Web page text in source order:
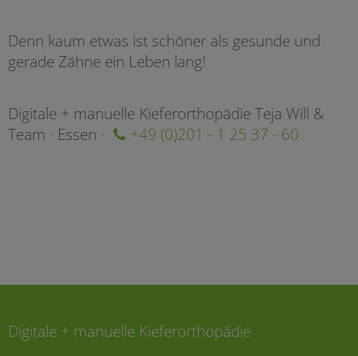
Denn kaum etwas ist schöner als gesunde und
gerade Zähne ein Leben lang!
Digitale + manuelle Kieferorthopädie Teja Will &
Team · Essen ·
+49 (0)201 - 1 25 37 - 60
Digitale + manuelle Kieferorthopädie